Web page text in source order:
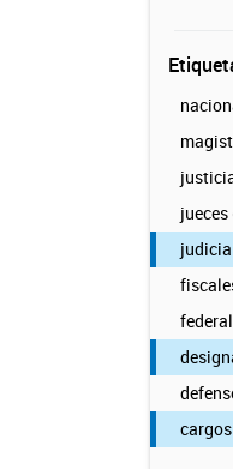
jueces